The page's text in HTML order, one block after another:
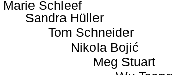
Marie Schleef
Sandra Hüller
Tom Schneider
Nikola Bojić
Meg Stuart